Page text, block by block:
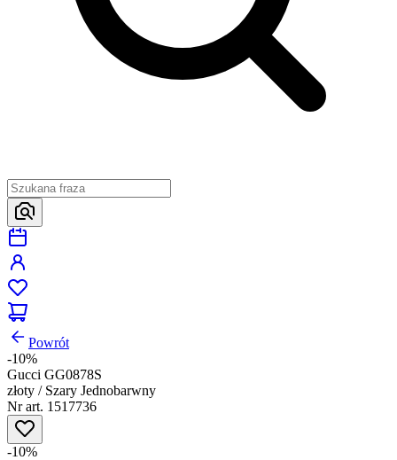
Powrót
-10%
Gucci GG0878S
złoty / Szary Jednobarwny
Nr art. 1517736
-10%